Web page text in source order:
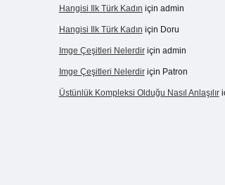
Hangisi Ilk Türk Kadın için admin
Hangisi Ilk Türk Kadın için Doru
Imge Çeşitleri Nelerdiriçin admin
Imge Çeşitleri Nelerdiriçin Patron
Üstünlük Kompleksi Olduğu Nasıl Anlaşılır